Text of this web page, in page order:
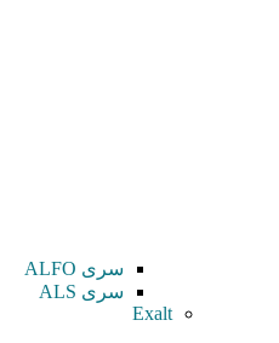
سری ALFO
سری ALS
Exalt